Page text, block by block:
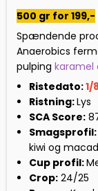
500 gr for 199,-
Spændende
Anaerobics
pulping karamel
Ristedato:1/8
Ristning:Lys
SCA Score:
Smagsprofil:
kiwi og
Cup profil:
Crop:24/25